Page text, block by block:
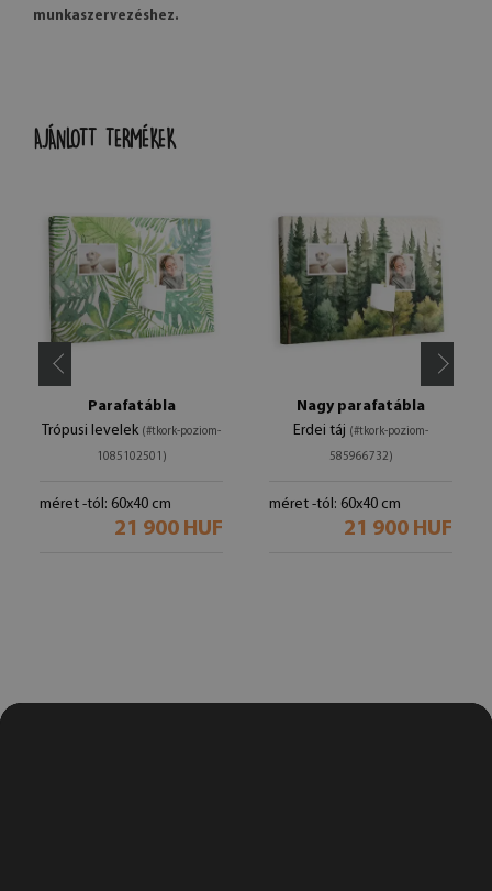
munkaszervezéshez.
AJÁNLOTT TERMÉKEK
Parafatábla
Trópusi levelek (#tkork-poziom-
1085102501)
méret -tól: 60x40 cm
21 900 HUF
Nagy parafatábla
Erdei táj (#tkork-poziom-
585966732)
méret -tól: 60x40 cm
21 900 HUF